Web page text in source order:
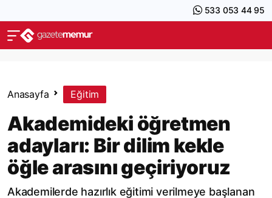
533 053 44 95
Anasayfa Eğitim
Akademideki öğretmen
adayları: Bir dilim kekle
öğle arasını geçiriyoruz
Akademilerde hazırlık eğitimi verilmeye başlanan